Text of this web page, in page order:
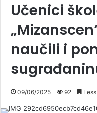
Učenici
naučili i
09/06/2025 92